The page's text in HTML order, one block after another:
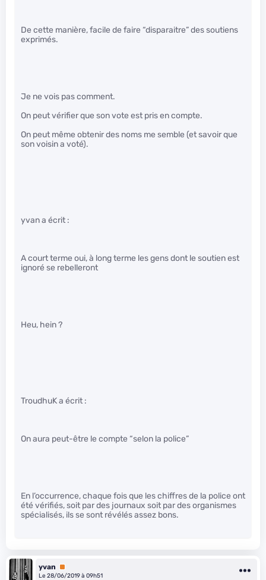
De cette manière, facile de faire “disparaitre” des soutiens
exprimés.
Je ne vois pas comment.
On peut vérifier que son vote est pris en compte.
On peut même obtenir des noms me semble (et savoir que
son voisin a voté).
yvan a écrit :
A court terme oui, à long terme les gens dont le soutien est
ignoré se rebelleront
Heu, hein ?
TroudhuK a écrit :
On aura peut-être le compte “selon la police”
En l’occurrence, chaque fois que les chiffres de la police ont
été vérifiés, soit par des journaux soit par des organismes
spécialisés, ils se sont révélés assez bons.
yvan
Premium
Le 28/06/2019 à 09h51